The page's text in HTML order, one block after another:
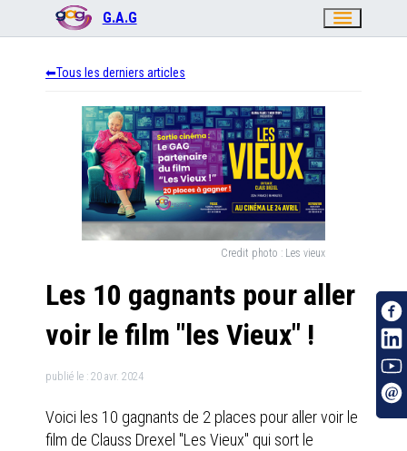
G.A.G menu
Tous les derniers articles
Credit photo : Les vieux
Les 10 gagnants pour aller
voir le film "les Vieux" !
publié le : 20 avr. 2024
Voici les 10 gagnants de 2 places pour aller voir le
film de Clauss Drexel "Les Vieux" qui sort le